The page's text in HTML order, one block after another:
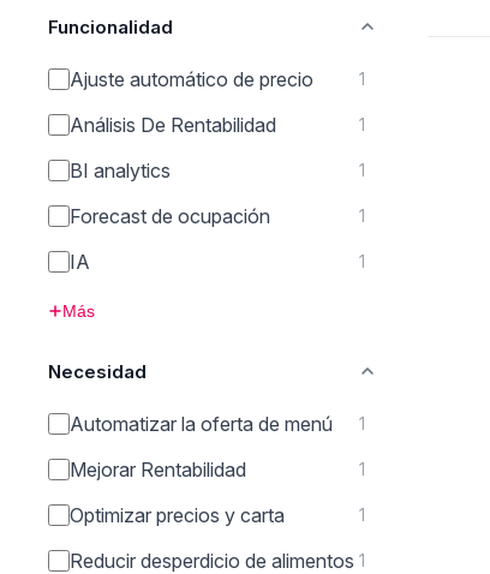
Funcionalidad
Ajuste automático de precio 1
Análisis De Rentabilidad 1
BI analytics 1
Forecast de ocupación 1
IA 1
Más
Necesidad
Automatizar la oferta de menú 1
Mejorar Rentabilidad 1
Optimizar precios y carta 1
Reducir desperdicio de alimentos 1